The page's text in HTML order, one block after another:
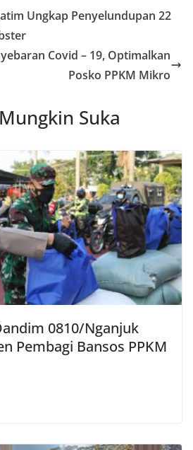
Ungkap Penyelundupan 22
Covid – 19, Optimalkan
Posko PPKM Mikro
Suka
0810/Nganjuk
Pembagi Bansos PPKM